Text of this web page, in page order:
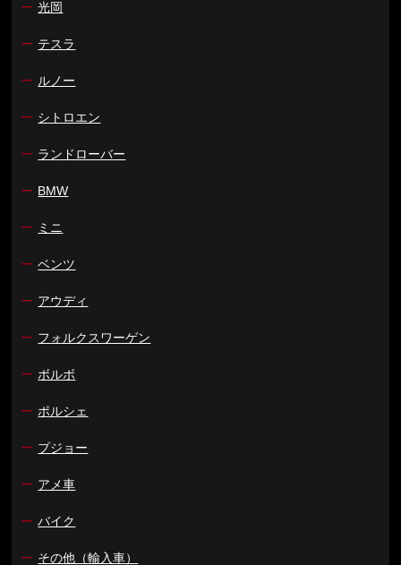
ー 光岡
ー テスラ
ー ルノー
ー シトロエン
ー ランドローバー
ー BMW
ー ミニ
ー ベンツ
ー アウディ
ー フォルクスワーゲン
ー ボルボ
ー ポルシェ
ー プジョー
ー アメ車
ー バイク
ー その他（輸入車）